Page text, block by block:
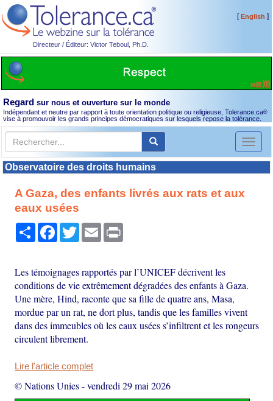
Directeur / Éditeur: Victor Teboul, Ph.D.
[English ]
Regard sur nous et ouverture sur le monde
Indépendant et neutre par rapport à toute orientation politique ou religieuse, Tolerance.ca®
vise à promouvoir les grands principes démocratiques sur lesquels repose la tolérance.
Toggle
Observatoire des droits humains
A Gaza, des enfants livrés aux rats et aux
eaux usées
PartagerFacebook
TwitterEmail
Les témoignages rapportés par l’UNICEF décrivent les
conditions de vie extrêmement dégradées des enfants à Gaza.
Une mère, Hind, raconte que sa fille de quatre ans, Masa,
mordue par un rat, ne dort plus, tandis que les familles vivent
dans des immeubles où les eaux usées s’infiltrent et les rongeurs
circulent librement.
Lire l'article complet
© Nations Unies-vendredi 29 mai 2026